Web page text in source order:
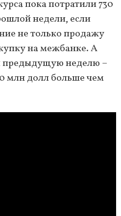
пока потратили 730
недели, если
не только продажу
на межбанке. А
предыдущую неделю –
млн долл больше чем